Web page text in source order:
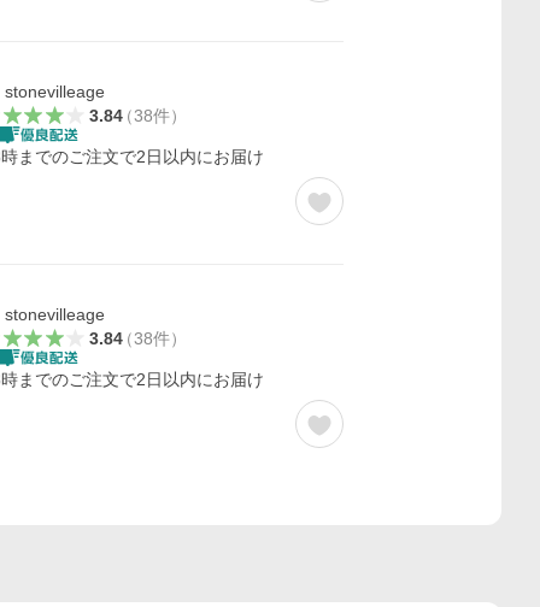
stonevilleage
3.84（38件）
までのご注文で2日以内にお届け
stonevilleage
3.84（38件）
までのご注文で2日以内にお届け